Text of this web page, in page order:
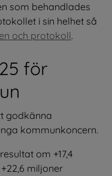
som behandlades
i sin helhet så
och protokoll.
för
godkänna
kommunkoncern.
om +17,4
miljoner